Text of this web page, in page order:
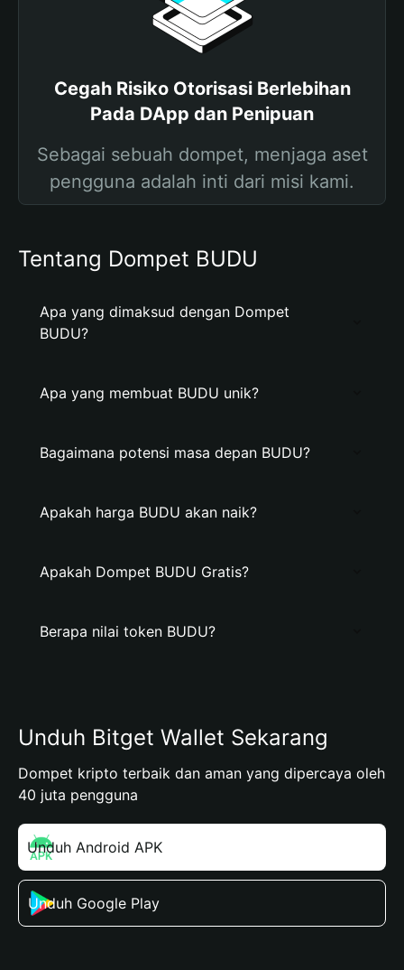
Cegah Risiko Otorisasi Berlebihan
Pada DApp dan Penipuan
Sebagai sebuah dompet, menjaga aset
pengguna adalah inti dari misi kami.
Tentang Dompet BUDU
Apa yang dimaksud dengan Dompet
BUDU?
Apa yang membuat BUDU unik?
Bagaimana potensi masa depan BUDU?
Apakah harga BUDU akan naik?
Apakah Dompet BUDU Gratis?
Berapa nilai token BUDU?
Unduh Bitget Wallet Sekarang
Dompet kripto terbaik dan aman yang dipercaya oleh
40 juta pengguna
Unduh Android APK
Unduh Google Play